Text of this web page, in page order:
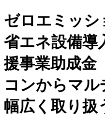
ゼロエミッシ
省エネ設備導
援事業助成金
コンからマ
幅広く取り扱